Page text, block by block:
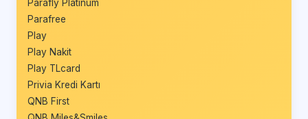
Parafly Platinum
Parafree
Play
Play Nakit
Play TLcard
Privia Kredi Kartı
QNB First